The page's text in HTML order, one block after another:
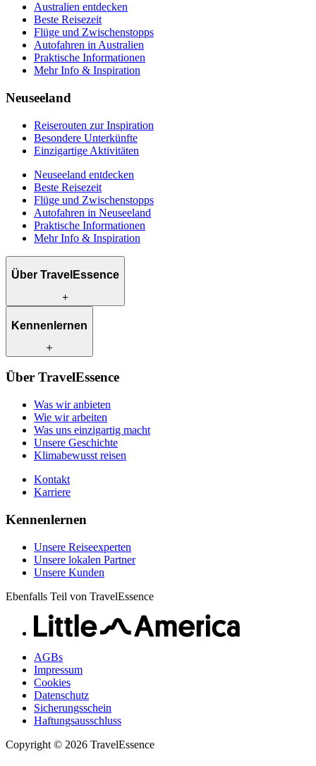
Australien entdecken
Beste Reisezeit
Flüge und Zwischenstopps
Autofahren in Australien
Praktische Informationen
Mehr Info & Inspiration
Neuseeland
Reiserouten zur Inspiration
Besondere Unterkünfte
Einzigartige Aktivitäten
Neuseeland entdecken
Beste Reisezeit
Flüge und Zwischenstopps
Autofahren in Neuseeland
Praktische Informationen
Mehr Info & Inspiration
Über TravelEssence
Was wir anbieten
Was uns einzigartig macht
Klimabewusst reisen
Kontakt
Karriere
Kennenlernen
Unsere Reiseexperten
Unsere Kunden
Über TravelEssence
Was wir anbieten
Wie wir arbeiten
Was uns einzigartig macht
Unsere Geschichte
Klimabewusst reisen
Kontakt
Karriere
Kennenlernen
Unsere Reiseexperten
Unsere lokalen Partner
Unsere Kunden
Ebenfalls Teil von TravelEssence
AGBs
Impressum
Cookies
Datenschutz
Sicherungsschein
Haftungsausschluss
Copyright © 2026 TravelEssence